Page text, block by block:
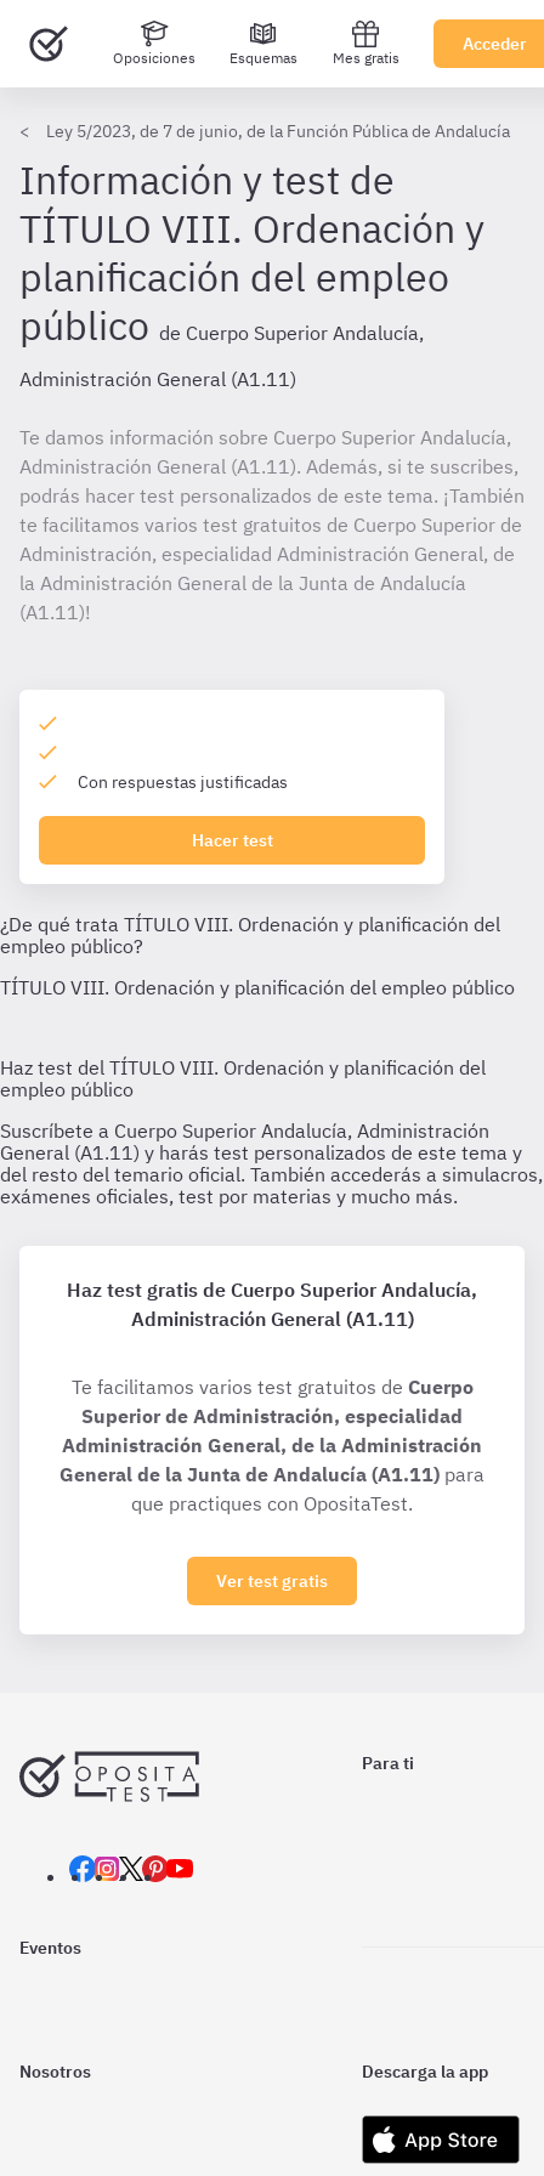
Oposiciones Esquemas Mes gratis
Acceder
Ley 5/2023, de 7 de junio, de la Función Pública de Andalucía
Información y test de
TÍTULO VIII. Ordenación y
planificación del empleo
público de Cuerpo Superior Andalucía,
Administración General (A1.11)
Te damos información sobre Cuerpo Superior Andalucía,
Administración General (A1.11). Además, si te suscribes,
podrás hacer test personalizados de este tema. ¡También
te facilitamos varios test gratuitos de Cuerpo Superior de
Administración, especialidad Administración General, de
la Administración General de la Junta de Andalucía
(A1.11)!
Con respuestas justificadas
Hacer test
Haz test gratis de Cuerpo Superior Andalucía,
Administración General (A1.11)
Te facilitamos varios test gratuitos de Cuerpo
Superior de Administración, especialidad
Administración General, de la Administración
General de la Junta de Andalucía (A1.11) para
que practiques con OpositaTest.
Ver test gratis
Para ti
Eventos
Nosotros Descarga la app